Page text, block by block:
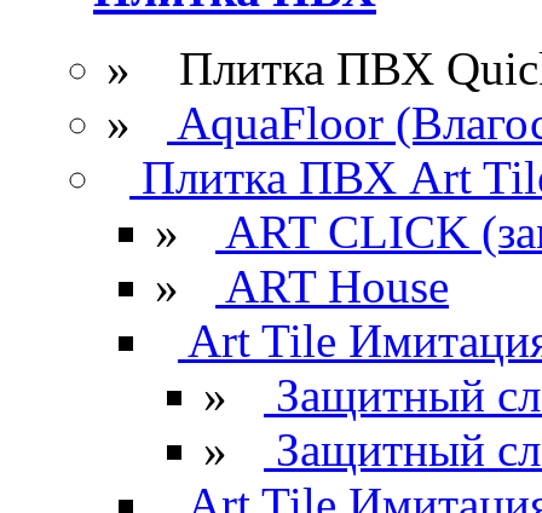
» Плитка ПВХ
»
AquaFloor
Плитка ПВХ Art
»
ART CLICK
»
ART House
Art Tile
»
Защитный
»
Защитный